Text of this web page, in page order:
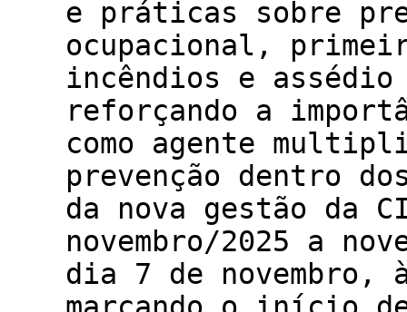
e práticas sobre
ocupacional,
incêndios e
reforçando a
como agente
prevenção dentro
da nova gestão da
novembro/2025 a
dia 7 de novembro,